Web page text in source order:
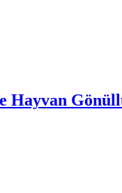
Hayvan